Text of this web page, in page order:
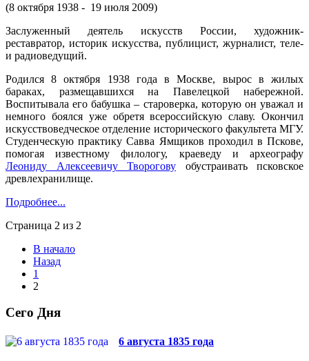
(8 октября 1938 - 19 июля 2009)
Заслуженный деятель искусств России, художник-
реставратор, историк искусства, публицист, журналист, теле-
и радиоведущий.
Родился 8 октября 1938 года в Москве, вырос в жилых
бараках, размещавшихся на Павелецкой набережной.
Воспитывала его бабушка – староверка, которую он уважал и
немного боялся уже обретя всероссийскую славу. Окончил
искусствоведческое отделение исторического факультета МГУ.
Студенческую практику Савва Ямщиков проходил в Пскове,
помогая известному филологу, краеведу и археографу
Леониду Алексеевичу Творогову обустраивать псковское
древлехранилище.
Подробнее...
Страница 2 из 2
В начало
Назад
1
2
Сего Дня
6 августа 1835 года